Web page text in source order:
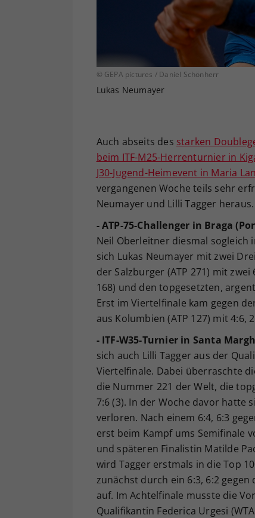
© GEPA pictures / Daniel Schönherr
Lukas Neumayer
Auch abseits des starken
beim ITF-M25-Herrenturnier in
J30-Jugend-Heimevent in Maria
vergangenen Woche teils sehr
Neumayer und Lilli Tagger
- ATP-75-Challenger in Braga
Neil Oberleitner diesmal sogleich
sich Lukas Neumayer mit zwei
der Salzburger (ATP 271) mit
168) und den topgesetzten,
Erst im Viertelfinale kam gegen
aus Kolumbien (ATP 127) mit 4:6,
- ITF-W35-Turnier in Santa
sich auch Lilli Tagger aus der
Viertelfinale. Dabei überraschte
die Nummer 221 der Welt, die
7:6 (3). In der Woche davor hatte
verloren. Nach einem 6:4, 6:3
erst beim Kampf ums Semifinale
und späteren Finalistin Matilde
wird Tagger erstmals in die Top
zunächst durch ein 6:3, 6:2
auf. Im Achtelfinale musste die
Qualifikantin Federica Urgesi